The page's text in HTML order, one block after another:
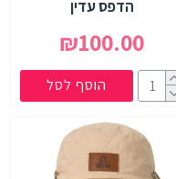
הדפס עדין
₪100.00
הוסף לסל